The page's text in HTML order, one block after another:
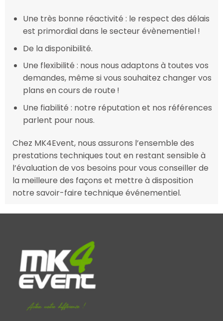
Une très bonne réactivité : le respect des délais
est primordial dans le secteur évènementiel !
De la disponibilité.
Une flexibilité : nous nous adaptons à toutes vos
demandes, même si vous souhaitez changer vos
plans en cours de route !
Une fiabilité : notre réputation et nos références
parlent pour nous.
Chez MK4Event, nous assurons l’ensemble des
prestations techniques tout en restant sensible à
l’évaluation de vos besoins pour vous conseiller de
la meilleure des façons et mettre à disposition
notre savoir-faire technique événementiel.